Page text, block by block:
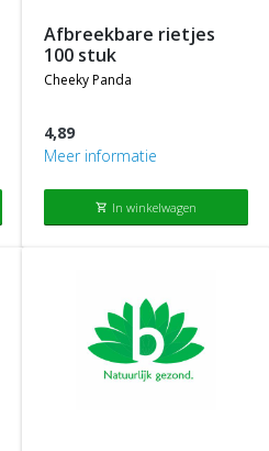
afbreekbare rietjes
100 stuk
cheeky panda
4,89
Meer informatie
shopping_cart In winkelwagen